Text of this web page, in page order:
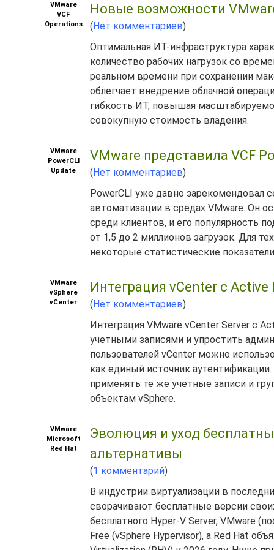
VMware
VCF
Operations
Новые возможности
(Нет комментариев)
Оптимальная ИТ-инфраструктура
количество рабочих нагрузок со
реальном времени при сохранении
облегчает внедрение облачной
гибкость ИТ, повышая
совокупную стоимость владения.
VMware
PowerCLI
Update
VMware представила VCF
(Нет комментариев)
PowerCLI уже давно зарекомендовал
автоматизации в средах VMware. Он
среди клиентов, и его популярность
от 1,5 до 2 миллионов загрузок. Для
некоторые статистические
VMware
vSphere
vCenter
Интеграция vCenter с
(Нет комментариев)
Интеграция VMware vCenter Server с
учетными записями и упростить
пользователей vCenter можно
как единый источник
применять те же учетные записи и
объектам vSphere.
VMware
Microsoft
Red Hat
Эволюция и уход
альтернативы
(1 комментарий)
В индустрии виртуализации в
сворачивают бесплатные версии
бесплатного Hyper-V Server, VMware
Free (vSphere Hypervisor), а Red Hat